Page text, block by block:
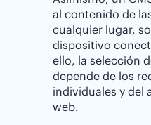
al contenido de
cualquier lugar,
dispositivo
ello, la selección
depende de los
individuales y del
web.